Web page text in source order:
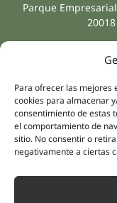
Para ofrecer las mejores
cookies para almacenar
consentimiento de estas
el comportamiento de
sitio. No consentir o
negativamente a ciertas
Parque
Salud íntima
Sports
Salud mental
Neurología y dolor
Odontología
Medicina interna